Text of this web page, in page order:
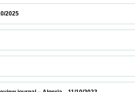
16/10/2025
2023